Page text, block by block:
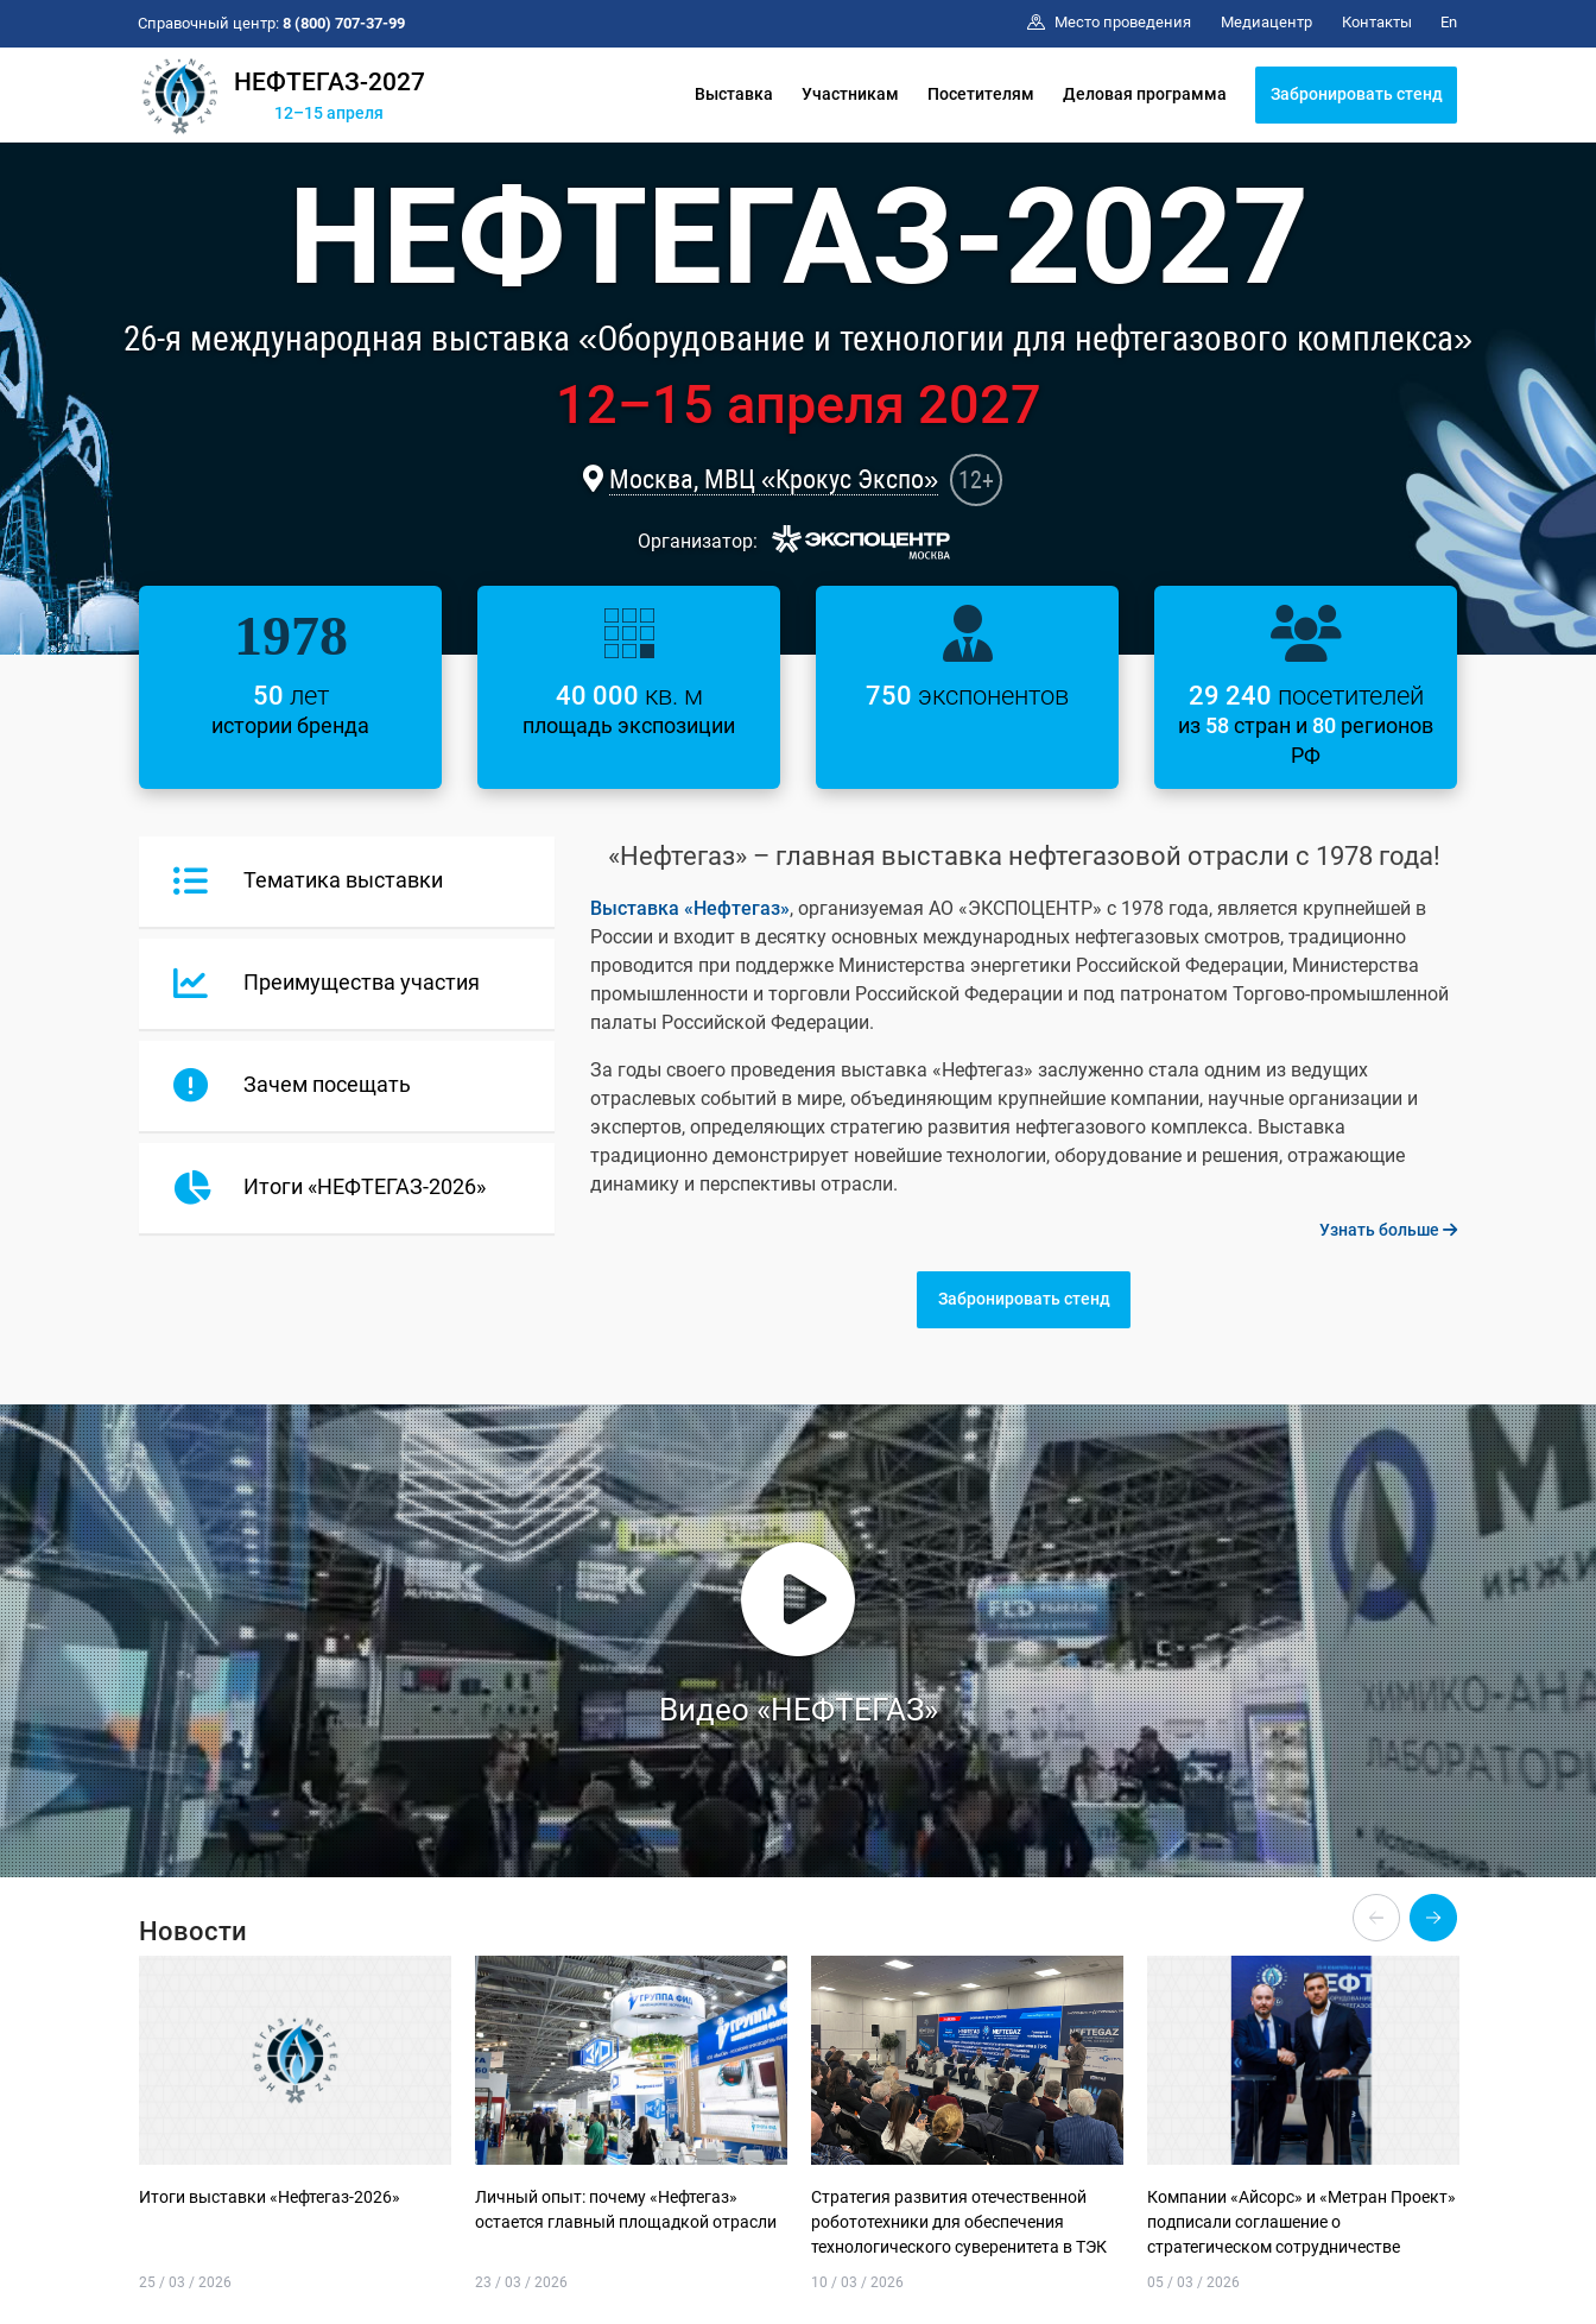
Справочный центр: 8 (800) 707-37-99 Место проведения Медиацентр Контакты En
НЕФТЕГАЗ-2027
12–15 апреля
Выставка Участникам Посетителям Деловая программа Забронировать стенд
НЕФТЕГАЗ-2027
26-я международная выставка «Оборудование и технологии для нефтегазового комплекса»
12–15 апреля 2027
Москва, МВЦ «Крокус Экспо» 12+
Организатор:
1978
50 лет
истории бренда
40 000 кв. м
площадь экспозиции
750 экспонентов 29 240 посетителей
из 58стран и 80 регионов
РФ
«Нефтегаз» – главная выставка нефтегазовой отрасли с 1978 года!
Выставка «Нефтегаз», организуемая АО «ЭКСПОЦЕНТР» с 1978 года, является крупнейшей в
России и входит в десятку основных международных нефтегазовых смотров, традиционно
проводится при поддержке Министерства энергетики Российской Федерации, Министерства
промышленности и торговли Российской Федерации и под патронатом Торгово-промышленной
палаты Российской Федерации.
За годы своего проведения выставка «Нефтегаз» заслуженно стала одним из ведущих
отраслевых событий в мире, объединяющим крупнейшие компании, научные организации и
экспертов, определяющих стратегию развития нефтегазового комплекса. Выставка
традиционно демонстрирует новейшие технологии, оборудование и решения, отражающие
динамику и перспективы отрасли.
Узнать больше
Забронировать стенд
Тематика выставки
Преимущества участия
Зачем посещать
Итоги «НЕФТЕГАЗ-2026»
Видео «НЕФТЕГАЗ»
Новости
Итоги выставки «Нефтегаз-2026»
25 / 03 / 2026
Личный опыт: почему «Нефтегаз»
остается главный площадкой отрасли
23 / 03 / 2026
Стратегия развития отечественной
робототехники для обеспечения
технологического суверенитета в ТЭК
10 / 03 / 2026
Компании «Айсорс» и «Метран Проект»
подписали соглашение о
стратегическом сотрудничестве
05 / 03 / 2026